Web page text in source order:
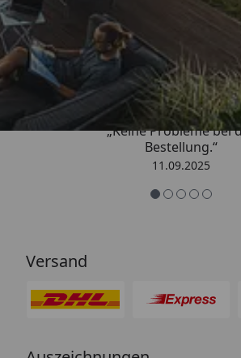
Trusted Shops
5,00/ 5
„Keine Probleme bei
Bestellung.“
11.09.2025
Versand